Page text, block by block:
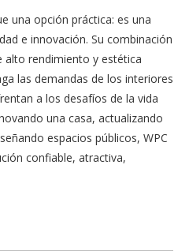
una opción práctica: es una
e innovación. Su combinación
alto rendimiento y estética
las demandas de los interiores
a los desafíos de la vida
una casa, actualizando
espacios públicos, WPC
confiable, atractiva,